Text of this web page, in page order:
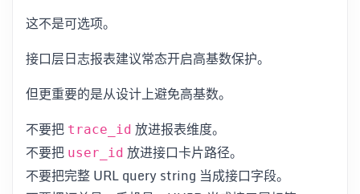
这不是可选项。
接口层日志报表建议常态开启高基数保护。
但更重要的是从设计上避免高基数。
不要把 trace_id 放进报表维度。
不要把 user_id 放进接口卡片路径。
不要把完整 URL query string 当成接口字段。